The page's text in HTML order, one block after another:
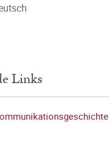
Links